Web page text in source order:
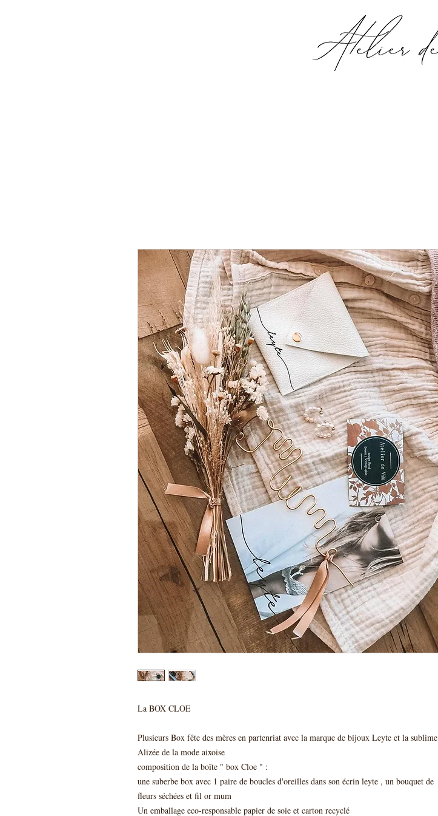
La BOX CLOE
Plusieurs Box fête des mères en partenriat avec la marque de bijoux Leyte et la sublime
Alizée de la mode aixoise
composition de la boîte " box Cloe " :
une suberbe box avec 1 paire de boucles d'oreilles dans son écrin leyte , un bouquet de
fleurs séchées et fil or mum
Un emballage eco-responsable papier de soie et carton recyclé